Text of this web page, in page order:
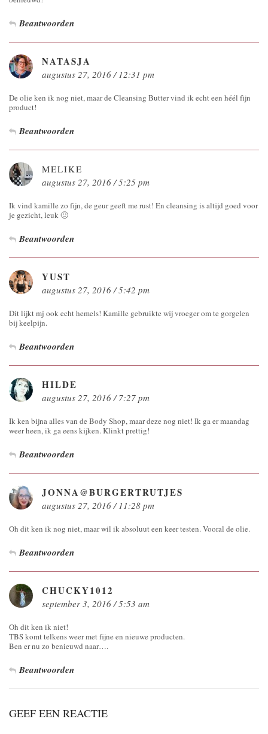
Beantwoorden
NATASJA
augustus 27, 2016 / 12:31 pm
De olie ken ik nog niet, maar de Cleansing Butter vind ik echt een héél fijn
product!
Beantwoorden
MELIKE
augustus 27, 2016 / 5:25 pm
Ik vind kamille zo fijn, de geur geeft me rust! En cleansing is altijd goed voor
je gezicht, leuk 🙂
Beantwoorden
YUST
augustus 27, 2016 / 5:42 pm
Dit lijkt mj ook echt hemels! Kamille gebruikte wij vroeger om te gorgelen
bij keelpijn.
Beantwoorden
HILDE
augustus 27, 2016 / 7:27 pm
Ik ken bijna alles van de Body Shop, maar deze nog niet! Ik ga er maandag
weer heen, ik ga eens kijken. Klinkt prettig!
Beantwoorden
JONNA@BURGERTRUTJES
augustus 27, 2016 / 11:28 pm
Oh dit ken ik nog niet, maar wil ik absoluut een keer testen. Vooral de olie.
Beantwoorden
CHUCKY1012
september 3, 2016 / 5:53 am
Oh dit ken ik niet!
TBS komt telkens weer met fijne en nieuwe producten.
Ben er nu zo benieuwd naar….
Beantwoorden
GEEF EEN REACTIE